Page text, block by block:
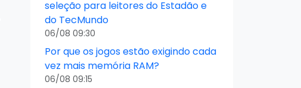
seleção para leitores do Estadão e
do TecMundo
06/08 09:30
Por que os jogos estão exigindo cada
vez mais memória RAM?
06/08 09:15